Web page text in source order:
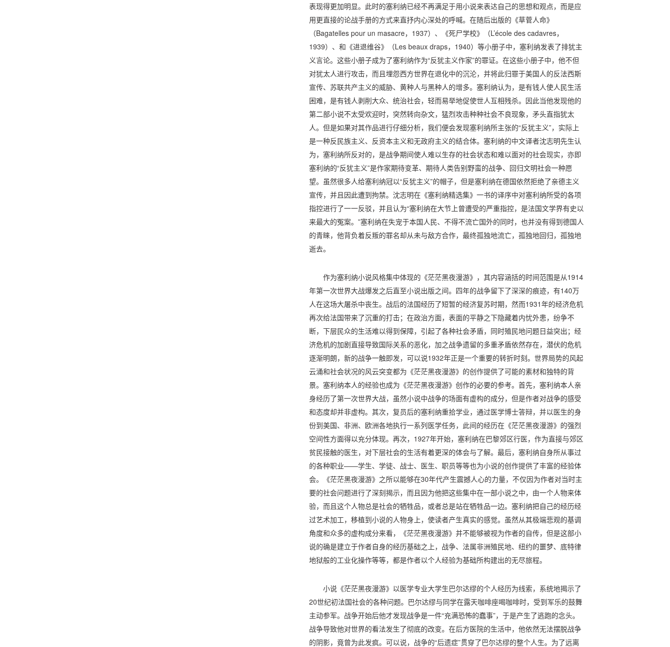
表现得更加明显。此时的塞利纳已经不再满足于用小说来表达自己的思想和观点，而是应
用更直接的论战手册的方式来直抒内心深处的呼喊。在随后出版的《草菅人命》
（Bagatelles pour un masacre，1937）、《死尸学校》（L’école des cadavres，
1939）、和《进退维谷》（Les beaux draps，1940）等小册子中，塞利纳发表了排犹主
义言论。这些小册子成为了塞利纳作为“反犹主义作家”的罪证。在这些小册子中，他不但
对犹太人进行攻击，而且埋怨西方世界在退化中的沉沦，并将此归罪于美国人的反法西斯
宣传、苏联共产主义的威胁、黄种人与黑种人的增多。塞利纳认为，是有钱人使人民生活
困难，是有钱人剥削大众、统治社会，轻而易举地促使世人互相残杀。因此当他发现他的
第二部小说不太受欢迎时，突然转向杂文，猛烈攻击种种社会不良现象，矛头直指犹太
人。但是如果对其作品进行仔细分析，我们便会发现塞利纳所主张的“反犹主义”，实际上
是一种反民族主义、反资本主义和无政府主义的结合体。塞利纳的中文译者沈志明先生认
为，塞利纳所反对的，是战争期间使人难以生存的社会状态和难以面对的社会现实，亦即
塞利纳的“反犹主义”是作家期待变革、期待人类告别野蛮的战争、回归文明社会一种愿
望。虽然很多人给塞利纳冠以“反犹主义”的帽子，但是塞利纳在德国依然拒绝了亲德主义
宣传，并且因此遭到拘禁。沈志明在《塞利纳精选集》一书的译序中对塞利纳所受的各项
指控进行了一一反驳，并且认为“塞利纳在大节上曾遭受的严重指控，是法国文学界有史以
来最大的冤案。”塞利纳在失宠于本国人民、不得不流亡国外的同时，也并没有得到德国人
的青睐，他背负着反叛的罪名却从未与敌方合作，最终孤独地流亡，孤独地回归，孤独地
逝去。
作为塞利纳小说风格集中体现的《茫茫黑夜漫游》，其内容涵括的时间范围是从1914
年第一次世界大战爆发之后直至小说出版之间。四年的战争留下了深深的痕迹，有140万
人在这场大屠杀中丧生。战后的法国经历了短暂的经济复苏时期，然而1931年的经济危机
再次给法国带来了沉重的打击；在政治方面，表面的平静之下隐藏着内忧外患，纷争不
断，下层民众的生活难以得到保障，引起了各种社会矛盾，同时殖民地问题日益突出；经
济危机的加剧直接导致国际关系的恶化，加之战争遗留的多重矛盾依然存在，潜伏的危机
逐渐明朗，新的战争一触即发，可以说1932年正是一个重要的转折时刻。世界局势的风起
云涌和社会状况的风云突变都为《茫茫黑夜漫游》的创作提供了可能的素材和独特的背
景。塞利纳本人的经验也成为《茫茫黑夜漫游》创作的必要的参考。首先，塞利纳本人亲
身经历了第一次世界大战，虽然小说中战争的场面有虚构的成分，但是作者对战争的感受
和态度却并非虚构。其次，复员后的塞利纳重拾学业，通过医学博士答辩，并以医生的身
份到美国、非洲、欧洲各地执行一系列医学任务，此间的经历在《茫茫黑夜漫游》的强烈
空间性方面得以充分体现。再次，1927年开始，塞利纳在巴黎郊区行医，作为直接与郊区
贫民接触的医生，对下层社会的生活有着更深的体会与了解。最后，塞利纳自身所从事过
的各种职业——学生、学徒、战士、医生、职员等等也为小说的创作提供了丰富的经验体
会。《茫茫黑夜漫游》之所以能够在30年代产生震撼人心的力量，不仅因为作者对当时主
要的社会问题进行了深刻揭示，而且因为他把这些集中在一部小说之中，由一个人物来体
验，而且这个人物总是社会的牺牲品，或者总是站在牺牲品一边。塞利纳把自己的经历经
过艺术加工，移植到小说的人物身上，使读者产生真实的感觉。虽然从其极端悲观的基调
角度和众多的虚构成分来看，《茫茫黑夜漫游》并不能够被视为作者的自传，但是这部小
说的确是建立于作者自身的经历基础之上，战争、法属非洲殖民地、纽约的噩梦、底特律
地狱般的工业化操作等等，都是作者以个人经验为基础所构建出的无尽旅程。
小说《茫茫黑夜漫游》以医学专业大学生巴尔达缪的个人经历为线索，系统地揭示了
20世纪初法国社会的各种问题。巴尔达缪与同学在露天咖啡座喝咖啡时，受到军乐的鼓舞
主动参军。战争开始后他才发现战争是一件“充满恐怖的蠢事”，于是产生了逃跑的念头。
战争导致他对世界的看法发生了彻底的改变。在后方医院的生活中，他依然无法摆脱战争
的阴影，竟曾为此发疯。可以说，战争的“后遗症”贯穿了巴尔达缪的整个人生。为了远离